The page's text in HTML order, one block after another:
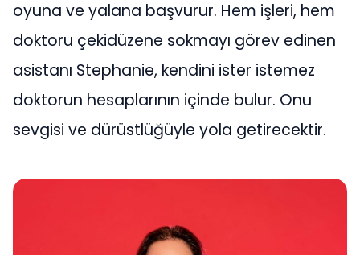
oyuna ve yalana başvurur. Hem işleri, hem
doktoru çekidüzene sokmayı görev edinen
asistanı Stephanie, kendini ister istemez
doktorun hesaplarının içinde bulur. Onu
sevgisi ve dürüstlüğüyle yola getirecektir.